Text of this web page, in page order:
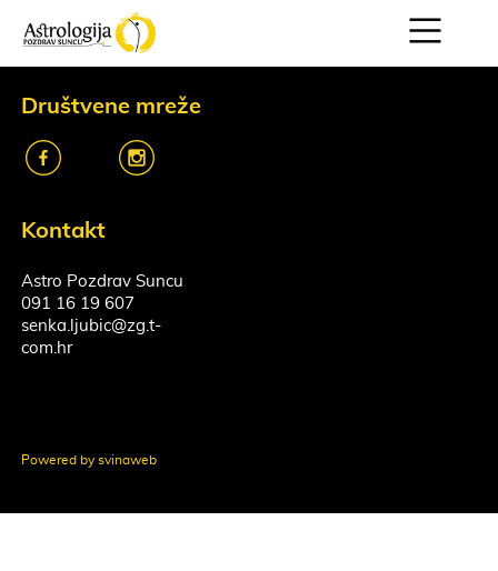
Društvene mreže
k o
Kontakt
Astro Pozdrav Suncu
091 16 19 607
senka.ljubic@zg.t-
com.hr
Powered by svinaweb